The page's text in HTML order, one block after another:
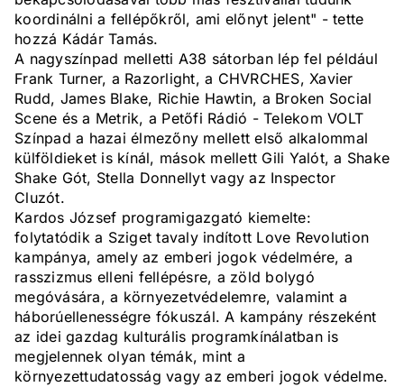
koordinálni a fellépőkről, ami előnyt jelent" - tette
hozzá Kádár Tamás.
A nagyszínpad melletti A38 sátorban lép fel például
Frank Turner, a Razorlight, a CHVRCHES, Xavier
Rudd, James Blake, Richie Hawtin, a Broken Social
Scene és a Metrik, a Petőfi Rádió - Telekom VOLT
Színpad a hazai élmezőny mellett első alkalommal
külföldieket is kínál, mások mellett Gili Yalót, a Shake
Shake Gót, Stella Donnellyt vagy az Inspector
Cluzót.
Kardos József programigazgató kiemelte:
folytatódik a Sziget tavaly indított Love Revolution
kampánya, amely az emberi jogok védelmére, a
rasszizmus elleni fellépésre, a zöld bolygó
megóvására, a környezetvédelemre, valamint a
háborúellenességre fókuszál. A kampány részeként
az idei gazdag kulturális programkínálatban is
megjelennek olyan témák, mint a
környezettudatosság vagy az emberi jogok védelme.